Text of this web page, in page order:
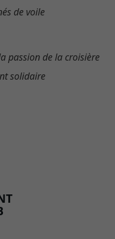
de voile
passion de la croisière
solidaire